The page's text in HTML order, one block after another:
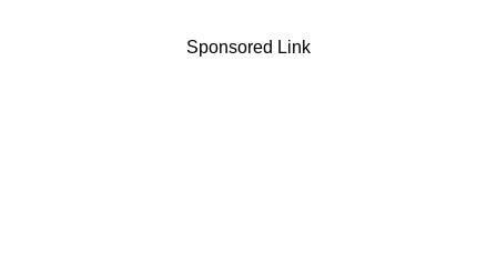
Sponsored Link